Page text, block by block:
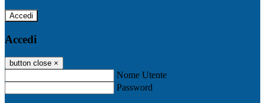
Accedi
Accedi
button close ×
Nome Utente
Password